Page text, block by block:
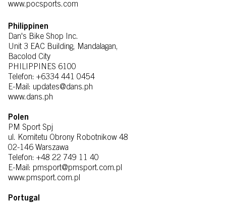
www.pocsports.com
Philippinen
Dan's Bike Shop Inc.
Unit 3 EAC Building, Mandalagan,
Bacolod City
PHILIPPINES 6100
Telefon: +6334 441 0454
E-Mail: updates@dans.ph
www.dans.ph
Polen
PM Sport Spj
ul. Komitetu Obrony Robotnikow 48
02-146 Warszawa
Telefon: +48 22 749 11 40
E-Mail: pmsport@pmsport.com.pl
www.pmsport.com.pl
Portugal